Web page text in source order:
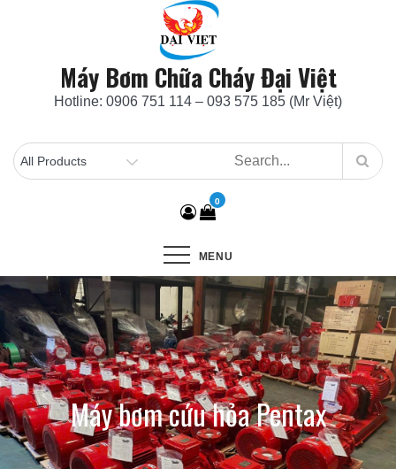
Máy Bơm Chữa Cháy Đại Việt
Hotline: 0906 751 114 – 093 575 185 (Mr Việt)
0
MENU
Máy bơm cứu hỏa Pentax